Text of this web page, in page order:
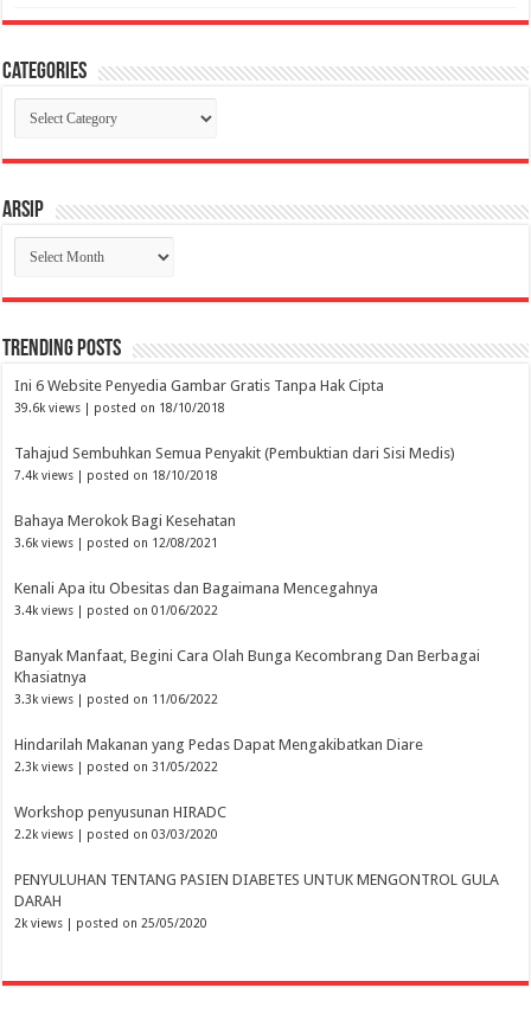
Categories
Categories
Arsip
Arsip
Trending Posts
Ini 6 Website Penyedia Gambar Gratis Tanpa Hak Cipta
39.6k views posted on 18/10/2018
Tahajud Sembuhkan Semua Penyakit (Pembuktian dari Sisi Medis)
7.4k views posted on 18/10/2018
Bahaya Merokok Bagi Kesehatan
3.6k views posted on 12/08/2021
Kenali Apa itu Obesitas dan Bagaimana Mencegahnya
3.4k views posted on 01/06/2022
Banyak Manfaat, Begini Cara Olah Bunga Kecombrang Dan Berbagai
Khasiatnya
3.3k views posted on 11/06/2022
Hindarilah Makanan yang Pedas Dapat Mengakibatkan Diare
2.3k views posted on 31/05/2022
Workshop penyusunan HIRADC
2.2k views posted on 03/03/2020
PENYULUHAN TENTANG PASIEN DIABETES UNTUK MENGONTROL GULA
DARAH
2k views posted on 25/05/2020